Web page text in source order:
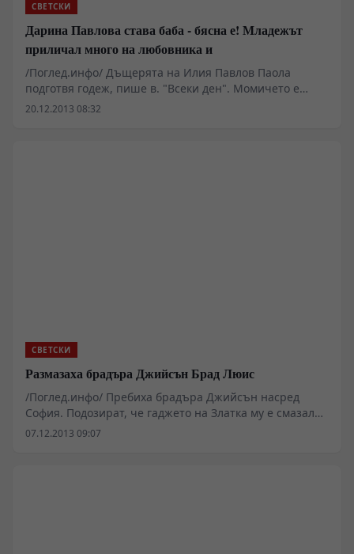
СВЕТСКИ
Дарина Павлова става баба - бясна е! Младежът
приличал много на любовника и
/Поглед.инфо/ Дъщерята на Илия Павлов Паола
подготвя годеж, пише в. "Всеки ден". Момичето е
приело да узакони сериозните си отношения със своя
20.12.2013 08:32
СВЕТСКИ
Размазаха брадъра Джийсън Брад Люис
/Поглед.инфо/ Пребиха брадъра Джийсън насред
София. Подозират, че гаджето на Златка му е смазал
физиономията!
07.12.2013 09:07